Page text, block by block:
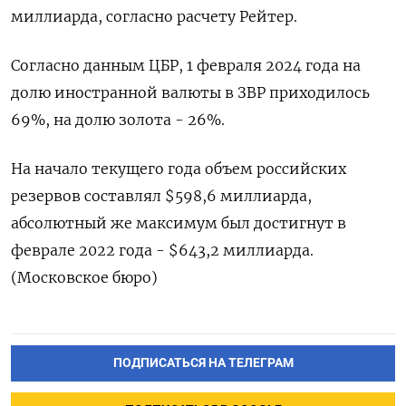
миллиарда, согласно расчету Рейтер.
Согласно данным ЦБР, 1 февраля 2024 года на
долю иностранной валюты в ЗВР приходилось
69%, на долю золота - 26%.
На начало текущего года объем российских
резервов составлял $598,6 миллиарда,
абсолютный же максимум был достигнут в
феврале 2022 года - $643,2 миллиарда.
(Московское бюро)
ПОДПИСАТЬСЯ НА ТЕЛЕГРАМ